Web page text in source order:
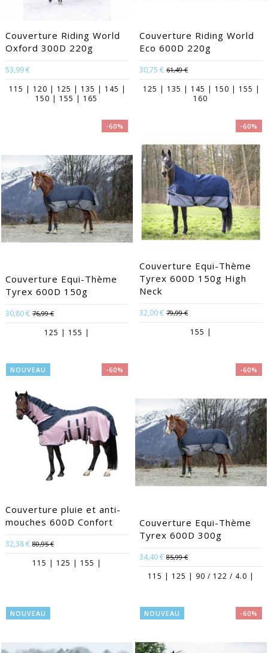
Couverture Riding World
Oxford 300D 220g
53,99 €
115 | 120 | 125 | 135 | 145 |
150 | 155 | 165
Couverture Riding World
Eco 600D 220g
30,75 € 61,49 €
125 | 135 | 145 | 150 | 155 |
160
-60%
Couverture Equi-Thème
Tyrex 600D 150g
30,80 € 76,99 €
125 | 155 |
-60%
Couverture Equi-Thème
Tyrex 600D 150g High
Neck
32,00 € 79,99 €
155 |
NOUVEAU -60%
Couverture pluie et anti-
mouches 600D Confort
32,38 € 80,95 €
115 | 125 | 155 |
-60%
Couverture Equi-Thème
Tyrex 600D 300g
34,40 € 85,99 €
115 | 125 | 90 / 122 / 4.0 |
NOUVEAU NOUVEAU -60%